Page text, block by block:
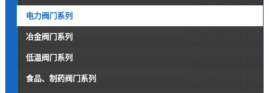
电力阀门系列
冶金阀门系列
低温阀门系列
食品、制药阀门系列